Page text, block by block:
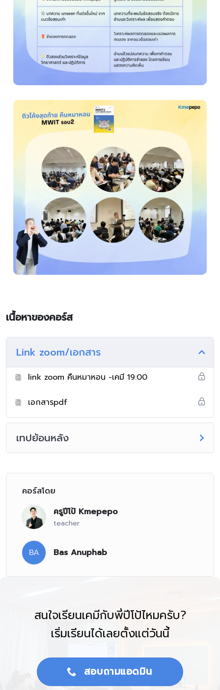
เนื้อหาของคอร์ส
Link zoom/เอกสาร
link zoom คืนหมาหอน -เคมี 19:00
เอกสารpdf
เทปย้อนหลัง
คอร์สโดย
ครูปีโป้ Kmepepo
teacher
BA Bas Anuphab
สนใจเรียนเคมีกับพี่ปีโป้ไหมครับ?
เริ่มเรียนได้เลยตั้งแต่วันนี้
สอบถามแอดมิน